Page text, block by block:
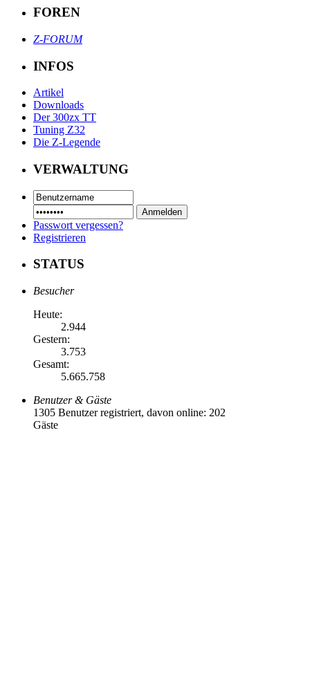
FOREN
Z-FORUM
INFOS
Artikel
Downloads
Der 300zx TT
Tuning Z32
Die Z-Legende
VERWALTUNG
Passwort vergessen?
Registrieren
STATUS
Besucher
Heute:
2.944
Gestern:
3.753
Gesamt:
5.665.758
Benutzer & Gäste
1305 Benutzer registriert, davon online: 202
Gäste